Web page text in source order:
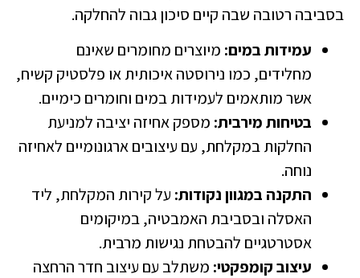
רטובה שבה קיים סיכון גבוה להחלקה.
עמידות במים:מיוצרים מחומרים שאינם
מחלידים, כמו נירוסטה איכותית או פלסטיק קשיח,
אשר מותאמים לעמידות במים וחומרים כימיים.
בטיחות מירבית:מספק אחיזה יציבה למניעת
החלקות במקלחת, עם עיצובים ארגונומיים לאחיזה
נוחה.
התקנה במגוון נקודות:על קירות המקלחת, ליד
האסלה ובסביבת האמבטיה, במיקומים
אסטרטגיים להבטחת נגישות מרבית.
עיצוב קומפקטי:משתלב עם עיצוב חדר הרחצה